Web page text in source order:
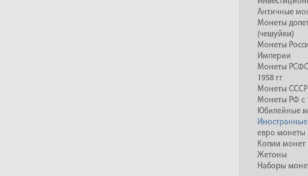
Античные
Монеты
(чешуйки)
Монеты
Империи
Монеты
1958 гг
Монеты СССР
Монеты РФ с
Юбилейные
евро монеты
Копии монет
Жетоны
Наборы